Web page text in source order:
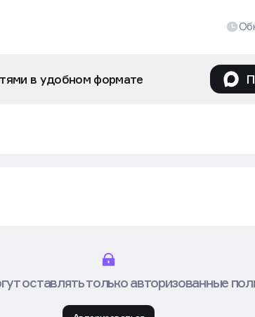
в удобном формате
оставлять только авторизованные